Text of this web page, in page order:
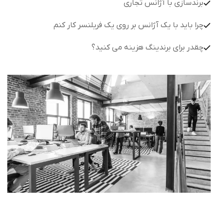
برندسازی با آژانس تجاری
چرا باید با یک آژانس بر روی یک فریلنسر کار کنم
چقدر برای برندینگ هزینه می کنید؟